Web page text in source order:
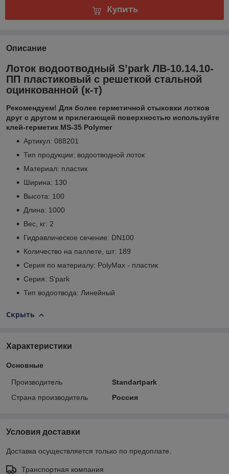
Купить
Описание
Лоток водоотводный S’park ЛВ-10.14.10-
ПП пластиковый с решеткой стальной
оцинкованной (к-т)
Рекомендуем! Для более герметичной стыковки лотков
друг с другом и прилегающей поверхностью используйте
клей-герметик MS-35 Polymer
Артикул: 088201
Тип продукции: водоотводной лоток
Материал: пластик
Ширина: 130
Высота: 100
Длина: 1000
Вес, кг: 2
Гидравлическое сечение: DN100
Количество на паллете, шт: 189
Серия по материалу: PolyMax - пластик
Серия: S'park
Тип водоотвода: Линейный
Скрыть
Характеристики
Основные
Производитель
Standartpark
Страна производитель
Россия
Условия доставки
Доставка осуществляется только по предоплате.
Транспортная компания